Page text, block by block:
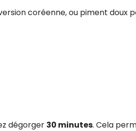
coréenne, ou piment doux
dégorger 30 minutes. Cela